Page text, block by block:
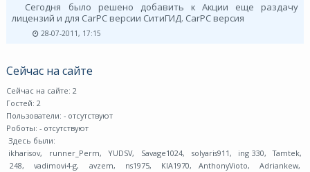
Сегодня было решено добавить к Акции еще раздачу
лицензий и для CarPC версии СитиГИД. CarPC версия
28-07-2011, 17:15
Сейчас на сайте
Сейчас на сайте: 2
Гостей: 2
Пользователи: - отсутствуют
Роботы: - отсутствуют
Здесь были:
ikharisov, runner_Perm, YUDSV, Savage1024, solyaris911, ing 330, Tamtek,
248, vadimovi4-g, avzem, ns1975, KIA1970, AnthonyVioto, Adriankew,